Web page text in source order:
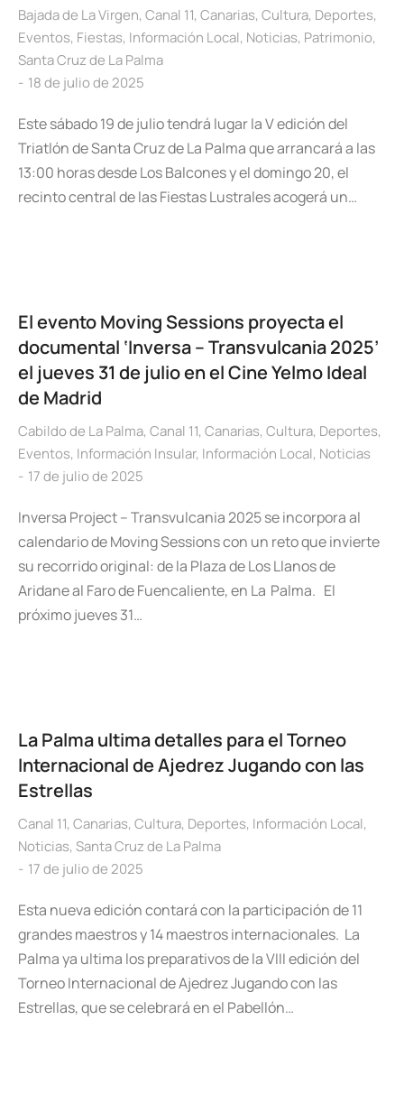
Bajada de La Virgen, Canal 11, Canarias, Cultura, Deportes,
Eventos, Fiestas, Información Local, Noticias, Patrimonio,
Santa Cruz de La Palma
18 de julio de 2025
Este sábado 19 de julio tendrá lugar la V edición del
Triatlón de Santa Cruz de La Palma que arrancará a las
13:00 horas desde Los Balcones y el domingo 20, el
recinto central de las Fiestas Lustrales acogerá un…
El evento Moving Sessions proyecta el
documental ‘Inversa – Transvulcania 2025’
el jueves 31 de julio en el Cine Yelmo Ideal
de Madrid
Cabildo de La Palma, Canal 11, Canarias, Cultura, Deportes,
Eventos, Información Insular, Información Local, Noticias
17 de julio de 2025
Inversa Project – Transvulcania 2025 se incorpora al
calendario de Moving Sessions con un reto que invierte
su recorrido original: de la Plaza de Los Llanos de
Aridane al Faro de Fuencaliente, en La Palma. El
próximo jueves 31…
La Palma ultima detalles para el Torneo
Internacional de Ajedrez Jugando con las
Estrellas
Canal 11, Canarias, Cultura, Deportes, Información Local,
Noticias, Santa Cruz de La Palma
17 de julio de 2025
Esta nueva edición contará con la participación de 11
grandes maestros y 14 maestros internacionales. La
Palma ya ultima los preparativos de la VIII edición del
Torneo Internacional de Ajedrez Jugando con las
Estrellas, que se celebrará en el Pabellón…